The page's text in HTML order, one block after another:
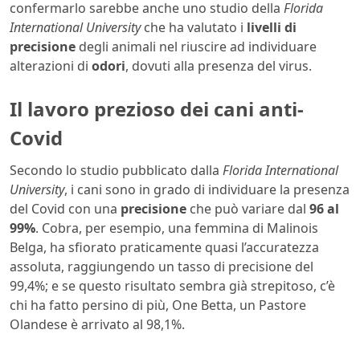
confermarlo sarebbe anche uno studio della Florida
International Universityche ha valutato i livelli di
precisione degli animali nel riuscire ad individuare
alterazioni di odori, dovuti alla presenza del virus.
Il lavoro prezioso dei cani anti-
Covid
Secondo lo studio pubblicato dalla Florida International
University, i cani sono in grado di individuare la presenza
del Covid con una precisione che può variare dal 96 al
99%. Cobra, per esempio, una femmina di Malinois
Belga, ha sfiorato praticamente quasi l’accuratezza
assoluta, raggiungendo un tasso di precisione del
99,4%; e se questo risultato sembra già strepitoso, c’è
chi ha fatto persino di più, One Betta, un Pastore
Olandese è arrivato al 98,1%.